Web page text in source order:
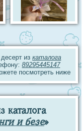
из каталога
89295445147
посмотреть ниже
каталога
и безе»